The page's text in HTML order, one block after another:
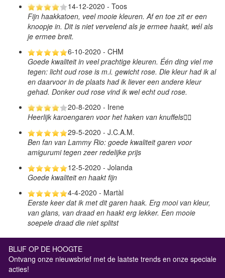
14-12-2020 - Toos
Fijn haakkatoen, veel mooie kleuren. Af en toe zit er een
knoopje in. Dit is niet vervelend als je ermee haakt, wél als
je ermee breit.
6-10-2020 - CHM
Goede kwaliteit in veel prachtige kleuren. Één ding viel me
tegen: licht oud rose is m.i. gewicht rose. Die kleur had ik al
en daarvoor in de plaats had ik liever een andere kleur
gehad. Donker oud rose vind ik wel echt oud rose.
20-8-2020 - Irene
Heerlijk karoengaren voor het haken van knuffels👍🏻
29-5-2020 - J.C.A.M.
Ben fan van Lammy Rio: goede kwaliteit garen voor
amigurumi tegen zeer redelijke prijs
12-5-2020 - Jolanda
Goede kwaliteit en haakt fijn
4-4-2020 - Martàl
Eerste keer dat ik met dit garen haak. Erg mooi van kleur,
van glans, van draad en haakt erg lekker. Een mooie
soepele draad die niet splitst
BLIJF OP DE HOOGTE
Ontvang onze nieuwsbrief met de laatste trends en onze speciale
acties!